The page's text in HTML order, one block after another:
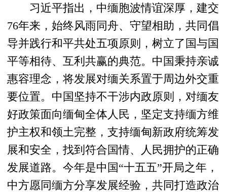
习近平指出，中缅胞波情谊深厚，建交
76年来，始终风雨同舟、守望相助，共同倡
导并践行和平共处五项原则，树立了国与国
平等相待、互利共赢的典范。中国秉持亲诚
惠容理念，将发展对缅关系置于周边外交重
要位置。中国坚持不干涉内政原则，对缅友
好政策面向缅甸全体人民，坚定支持缅方维
护主权和领土完整，支持缅甸新政府统筹发
展和安全，找到符合国情、人民拥护的正确
发展道路。今年是中国“十五五”开局之年，
中方愿同缅方分享发展经验，共同打造政治